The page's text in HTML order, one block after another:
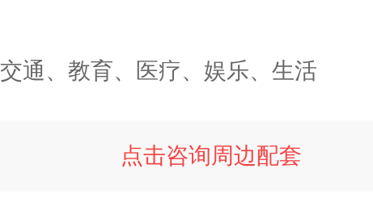
交通、教育、医疗、娱乐、生活
点击咨询周边配套